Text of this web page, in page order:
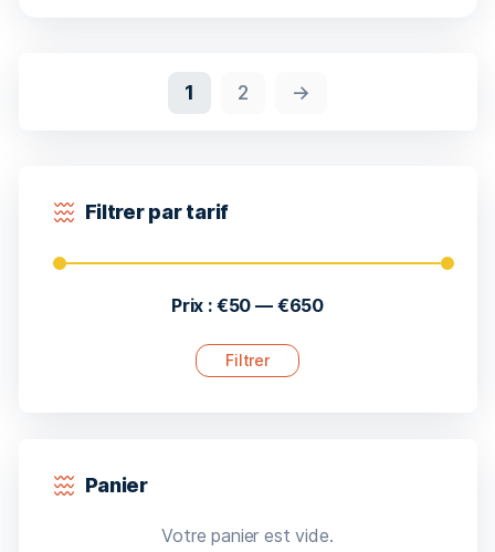
1 2 →
Filtrer par tarif
Filtrer
Prix : €50 — €650
Panier
Votre panier est vide.